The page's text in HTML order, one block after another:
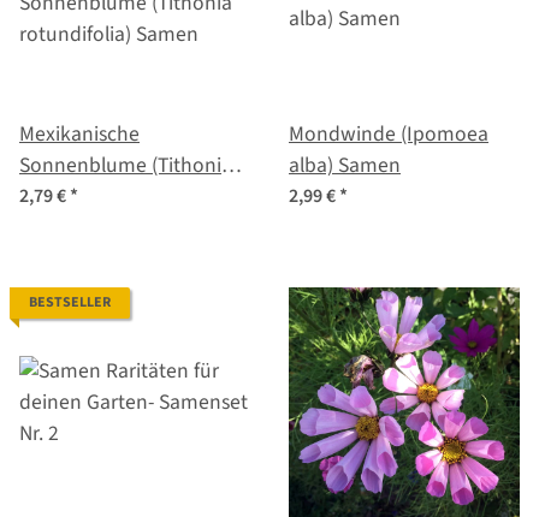
Mexikanische
Sonnenblume (Tithonia
rotundifolia) Samen
2,79 €*
Mondwinde (Ipomoea
alba) Samen
2,99 €*
BESTSELLER